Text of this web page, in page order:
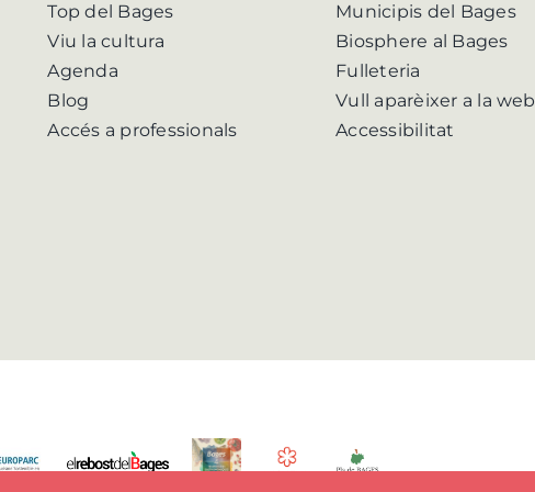
Top del Bages
Viu la cultura
Agenda
Blog
Accés a professionals
Municipis del Bages
Biosphere al Bages
Fulleteria
Vull aparèixer a la web
Accessibilitat